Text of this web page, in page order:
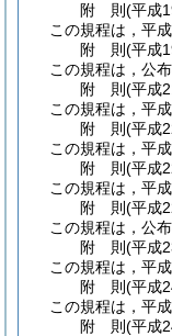
附 則(平成
この規程は，平
附 則(平成
この規程は，公
附 則(平成
この規程は，平
附 則(平成
この規程は，平
附 則(平成
この規程は，平
附 則(平成
この規程は，公
附 則(平成
この規程は，平
附 則(平成
この規程は，平
附 則(平成